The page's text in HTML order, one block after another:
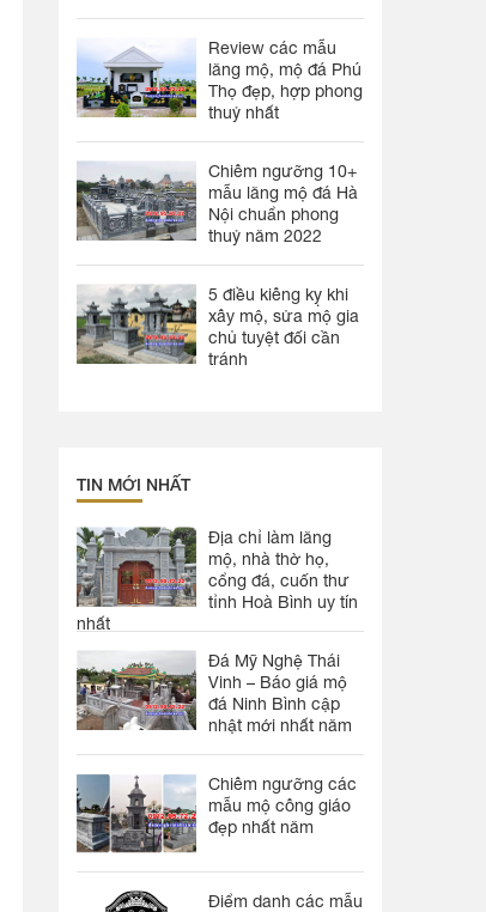
Review các mẫu
lăng mộ, mộ đá Phú
Thọ đẹp, hợp phong
thuỷ nhất
Chiêm ngưỡng 10+
mẫu lăng mộ đá Hà
Nội chuẩn phong
thuỷ năm 2022
5 điều kiêng kỵ khi
xây mộ, sửa mộ gia
chủ tuyệt đối cần
tránh
TIN MỚI NHẤT
Địa chỉ làm lăng
mộ, nhà thờ họ,
cổng đá, cuốn thư
tỉnh Hoà Bình uy tín
nhất
Đá Mỹ Nghệ Thái
Vinh – Báo giá mộ
đá Ninh Bình cập
nhật mới nhất năm
Chiêm ngưỡng các
mẫu mộ công giáo
đẹp nhất năm
Điểm danh các mẫu